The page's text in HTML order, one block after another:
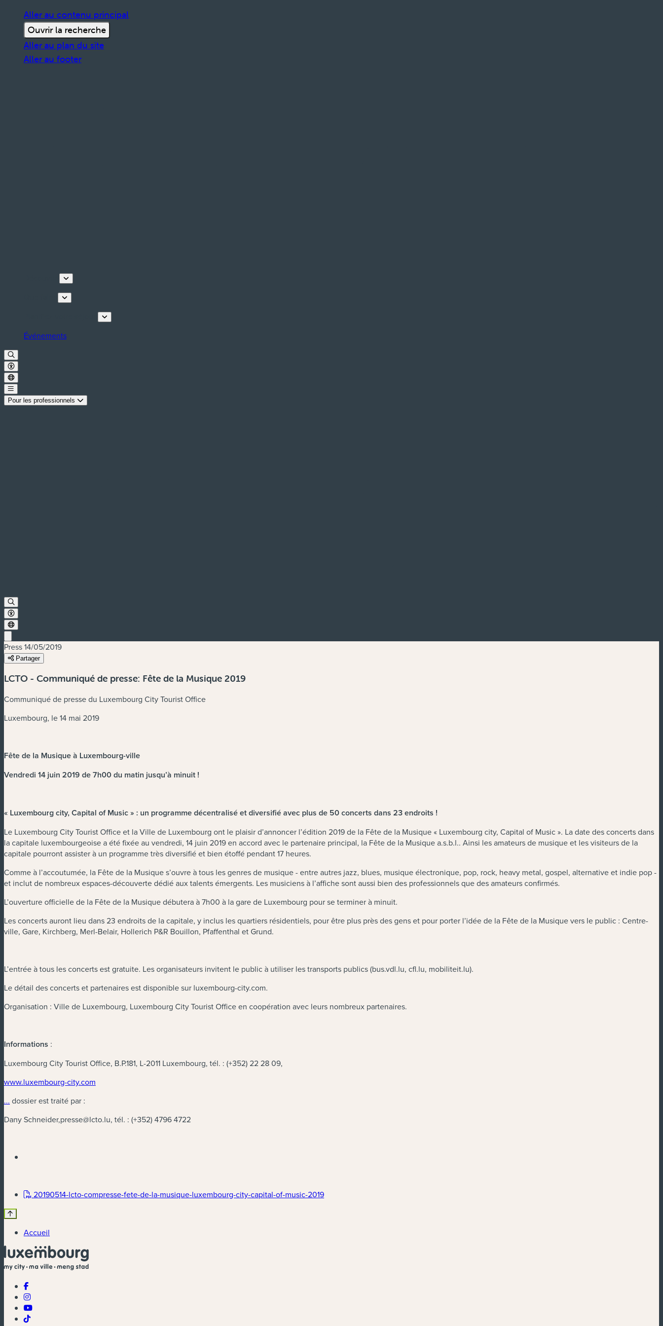
Aller au contenu principal
Ouvrir la recherche
Aller au plan du site
Aller au footer
Événements
Pour les professionnels
Press14/05/2019
Partager
LCTO - Communiqué de presse: Fête de la Musique 2019
Communiqué de presse du Luxembourg City Tourist Office
Luxembourg, le 14 mai 2019
Fête de la Musique à Luxembourg-ville
Vendredi 14 juin 2019 de 7h00 du matin jusqu’à minuit !
« Luxembourg city, Capital of Music » : un programme décentralisé et diversifié avec plus de 50 concerts dans 23 endroits !
Le Luxembourg City Tourist Office et la Ville de Luxembourg ont le plaisir d’annoncer l’édition 2019 de la Fête de la Musique « Luxembourg city, Capital of Music ». La date des concerts dans
la capitale luxembourgeoise a été fixée au vendredi, 14 juin 2019 en accord avec le partenaire principal, la Fête de la Musique a.s.b.l.. Ainsi les amateurs de musique et les visiteurs de la
capitale pourront assister à un programme très diversifié et bien étoffé pendant 17 heures.
Comme à l’accoutumée, la Fête de la Musique s’ouvre à tous les genres de musique - entre autres jazz, blues, musique électronique, pop, rock, heavy metal, gospel, alternative et indie pop -
et inclut de nombreux espaces-découverte dédié aux talents émergents. Les musiciens à l’affiche sont aussi bien des professionnels que des amateurs confirmés.
L’ouverture officielle de la Fête de la Musique débutera à 7h00 à la gare de Luxembourg pour se terminer à minuit.
Les concerts auront lieu dans 23 endroits de la capitale, y inclus les quartiers résidentiels, pour être plus près des gens et pour porter l’idée de la Fête de la Musique vers le public : Centre-
ville, Gare, Kirchberg, Merl-Belair, Hollerich P&R Bouillon, Pfaffenthal et Grund.
L’entrée à tous les concerts est gratuite. Les organisateurs invitent le public à utiliser les transports publics (bus.vdl.lu, cfl.lu, mobiliteit.lu).
Le détail des concerts et partenaires est disponible sur luxembourg-city.com.
Organisation : Ville de Luxembourg, Luxembourg City Tourist Office en coopération avec leurs nombreux partenaires.
Informations :
Luxembourg City Tourist Office, B.P.181, L-2011 Luxembourg, tél. : (+352) 22 28 09,
www.luxembourg-city.com
... dossier est traité par :
Dany Schneider,presse@lcto.lu, tél. : (+352) 4796 4722
20190514-lcto-compresse-fete-de-la-musique-luxembourg-city-capital-of-music-2019(nouvelle fenêtre)
Accueil